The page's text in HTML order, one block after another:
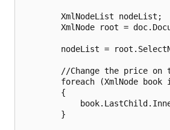
        XmlNodeList nodeList;
XmlNode root =
nodeList =
//Change the price on
foreach (XmlNode book
        {
        }